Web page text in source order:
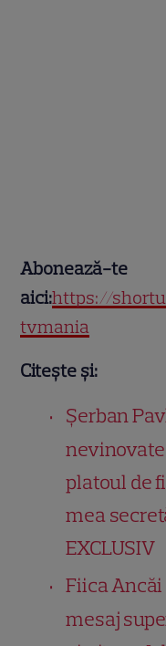
Abonează-te
aici:https://
tvmania
Citește și:
Șerban
platoul de
mea
EXCLUSIV
Fiica Ancăi
mesaj